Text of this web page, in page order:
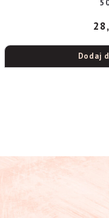
Dodaj